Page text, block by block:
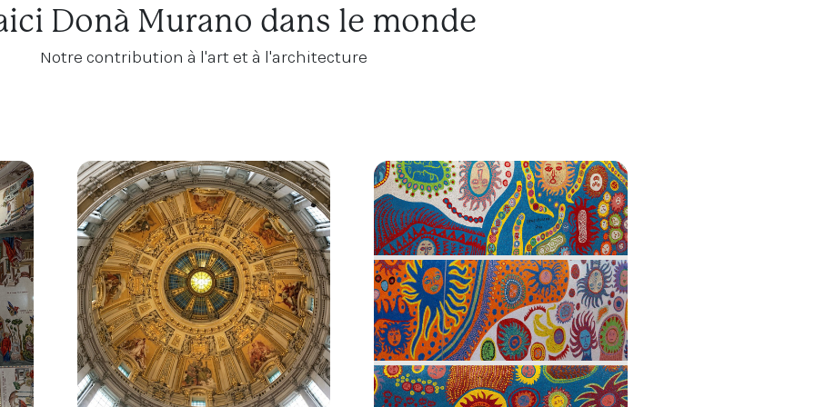
Donà Murano dans le monde
Notre contribution à l'art et à l'architecture